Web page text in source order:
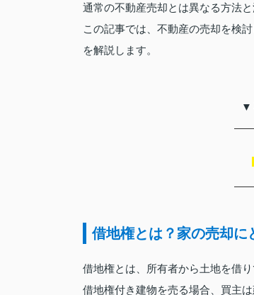
通常の不動産売却とは異なる方法
この記事では、不動産の売却を検
を解説します。
▼
借地権とは？家の売却に
借地権とは、所有者から土地を借
借地権付き建物を売る場合、買主